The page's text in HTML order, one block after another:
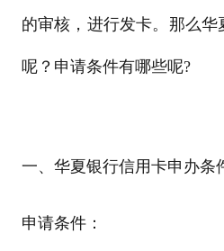
的审核，进行发卡。那么
呢？申请条件有哪些呢?
一、华夏银行信用卡申办条
申请条件：